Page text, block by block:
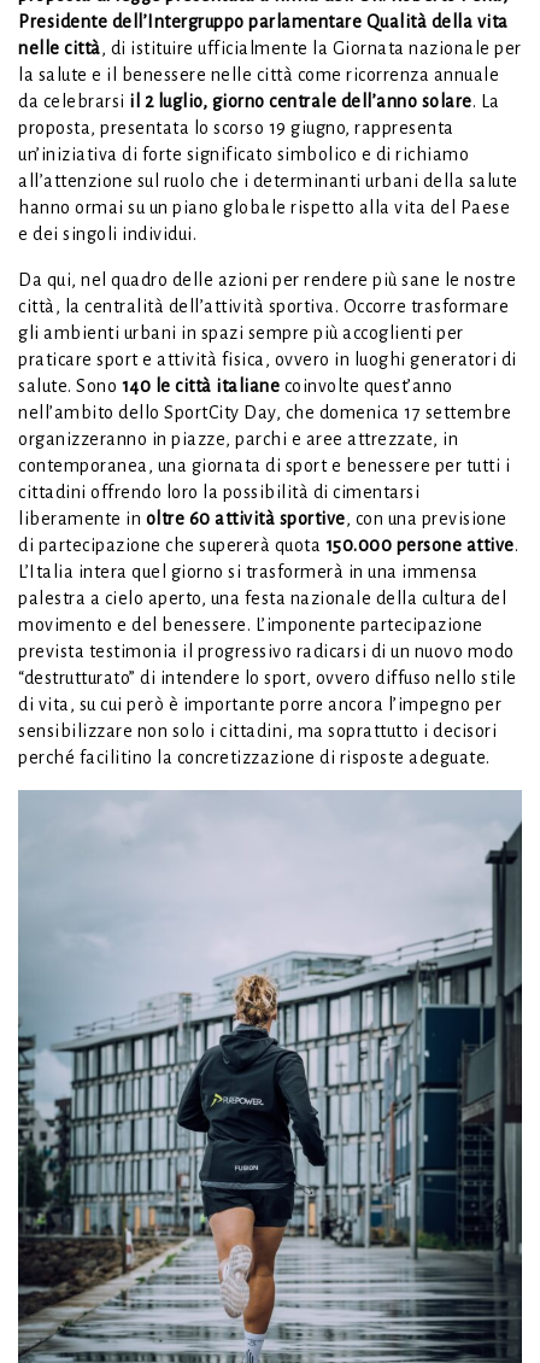
Presidente dell’Intergruppo parlamentare Qualità della vita
nelle città, di istituire ufficialmente la Giornata nazionale per
la salute e il benessere nelle città come ricorrenza annuale
da celebrarsi il 2 luglio, giorno centrale dell’anno solare. La
proposta, presentata lo scorso 19 giugno, rappresenta
un’iniziativa di forte significato simbolico e di richiamo
all’attenzione sul ruolo che i determinanti urbani della salute
hanno ormai su un piano globale rispetto alla vita del Paese
e dei singoli individui.
Da qui, nel quadro delle azioni per rendere più sane le nostre
città, la centralità dell’attività sportiva. Occorre trasformare
gli ambienti urbani in spazi sempre più accoglienti per
praticare sport e attività fisica, ovvero in luoghi generatori di
salute. Sono 140 le città italiane coinvolte quest’anno
nell’ambito dello SportCity Day, che domenica 17 settembre
organizzeranno in piazze, parchi e aree attrezzate, in
contemporanea, una giornata di sport e benessere per tutti i
cittadini offrendo loro la possibilità di cimentarsi
liberamente in oltre 60 attività sportive, con una previsione
di partecipazione che supererà quota 150.000 persone attive.
L’Italia intera quel giorno si trasformerà in una immensa
palestra a cielo aperto, una festa nazionale della cultura del
movimento e del benessere. L’imponente partecipazione
prevista testimonia il progressivo radicarsi di un nuovo modo
“destrutturato” di intendere lo sport, ovvero diffuso nello stile
di vita, su cui però è importante porre ancora l’impegno per
sensibilizzare non solo i cittadini, ma soprattutto i decisori
perché facilitino la concretizzazione di risposte adeguate.